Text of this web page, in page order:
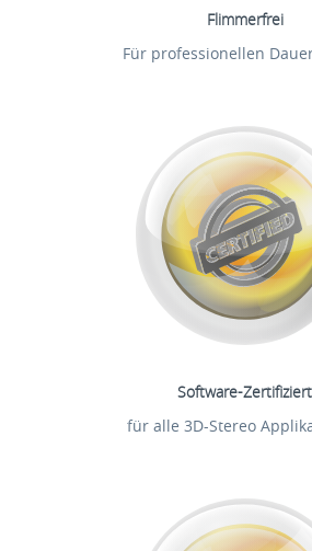
Flimmerfrei
Für professionellen
Software-Zertifiziert
für alle 3D-Stereo